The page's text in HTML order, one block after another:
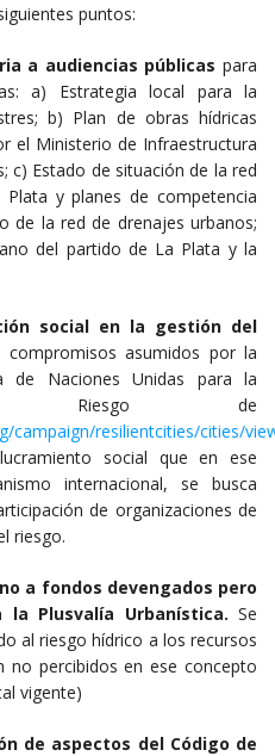
puntos:
a audiencias públicas para
a) Estrategia local para la
b) Plan de obras hídricas
el Ministerio de Infraestructura
c) Estado de situación de la red
y planes de competencia
de la red de drenajes urbanos;
del partido de La Plata y la
social en la gestión del
asumidos por la
de Naciones Unidas para la
Riesgo de
campaign/resilientcities/cities/
social que en ese
internacional, se busca
de organizaciones de
riesgo.
a fondos devengados pero
Plusvalía Urbanística. Se
al riesgo hídrico a los recursos
no percibidos en ese concepto
vigente)
de aspectos del Código de